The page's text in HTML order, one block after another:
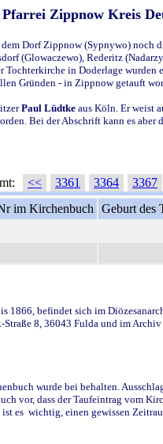
Zippnow Kreis
Dorf Zippnow (Sypnywo) noch
(Glowaczewo), Rederitz
in Doderlage wurden
Gründen - in Zippnow getauft
Paul Lüdtke aus Köln. Er weist
Bei der Abschrift kann es aber
<< 3361 3364 3367
im Kirchenbuch Geburt des
1866, befindet sich im
8, 36043 Fulda und im
wurde bei behalten.
vor, dass der Taufeintrag vom
es wichtig, einen gewissen